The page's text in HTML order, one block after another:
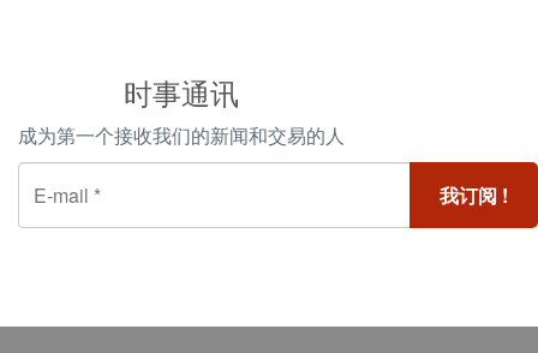
时事通讯
成为第一个接收我们的新闻和交易的人